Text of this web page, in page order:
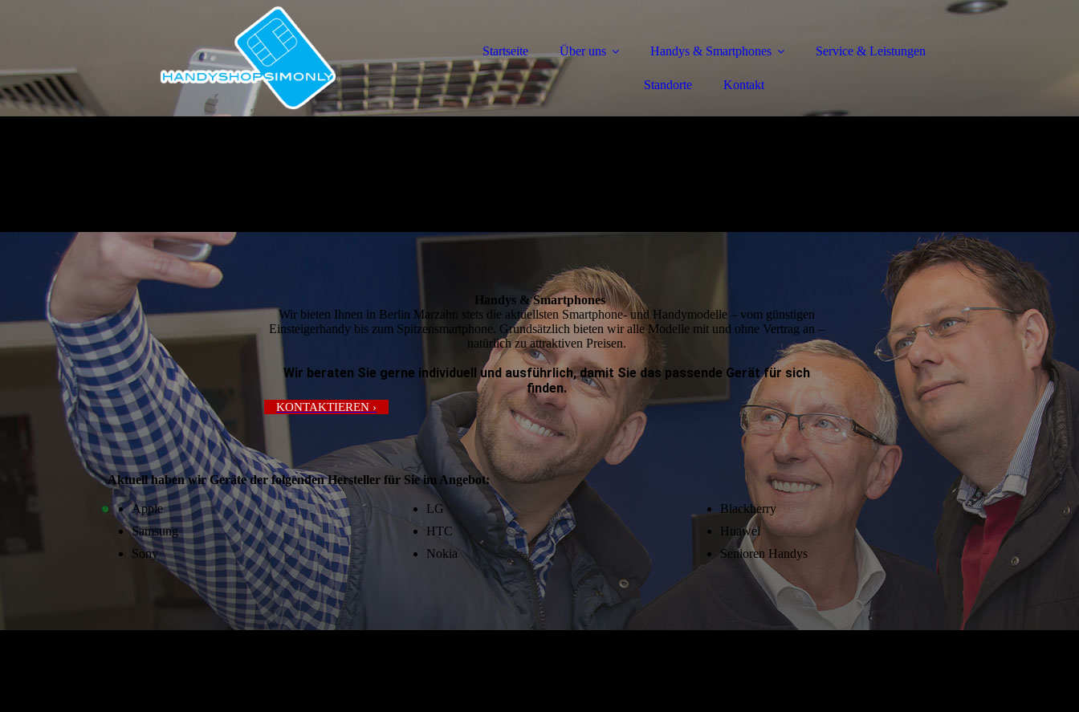
Startseite Über uns Handys & Smartphones Service & Leistungen
Standorte Kontakt
Handys & Smart­phones
Wir bieten Ihnen in Berlin Marzahn stets die aktuellsten Smartphone- und Handymodelle – vom günstigen
Einsteigerhandy bis zum Spitzensmartphone. Grundsätzlich bieten wir alle Modelle mit und ohne Vertrag an –
natürlich zu attraktiven Preisen.
Wir beraten Sie gerne individuell und ausführlich, damit Sie das passende Gerät für sich
finden.
KONTAKTIEREN ›
Aktuell haben wir Geräte der folgenden Hersteller für Sie im Angebot:
Apple
Samsung
Sony
LG
HTC
Nokia
Blackberry
Huawei
Senioren Handys